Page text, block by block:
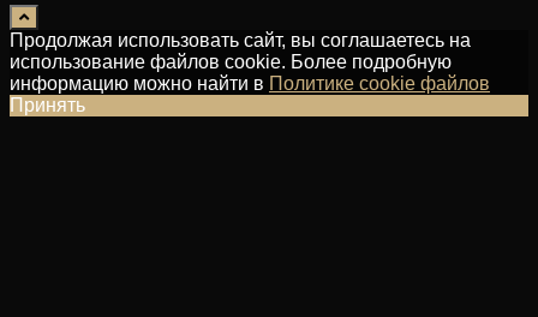
Продолжая использовать сайт, вы соглашаетесь на
использование файлов cookie. Более подробную
информацию можно найти в Политике cookie файлов
Принять